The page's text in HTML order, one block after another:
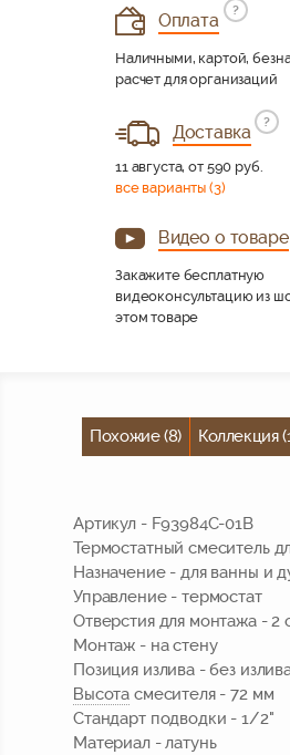
Оплата
?
Наличными, картой,
расчет для организаций
Доставка
?
11 августа, от 590 руб.
все варианты (3)
Видео о товаре
Закажите бесплатную
видеоконсультацию из
этом товаре
Похожие (8) Коллекция
Артикул - F93984C-01B
Термостатный смеситель
Назначение - для ванны и
Управление - термостат
Отверстия для монтажа - 2
Монтаж - на стену
Позиция излива - без
Высота смесителя - 72 мм
Стандарт подводки - 1/2"
Материал - латунь